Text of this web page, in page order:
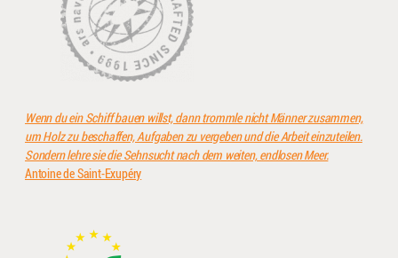
Wenn du ein Schiff bauen willst, dann trommle nicht Männer zusammen,
um Holz zu beschaffen, Aufgaben zu vergeben und die Arbeit einzuteilen.
Sondern lehre sie die Sehnsucht nach dem weiten, endlosen Meer.
Antoine de Saint-Exupéry